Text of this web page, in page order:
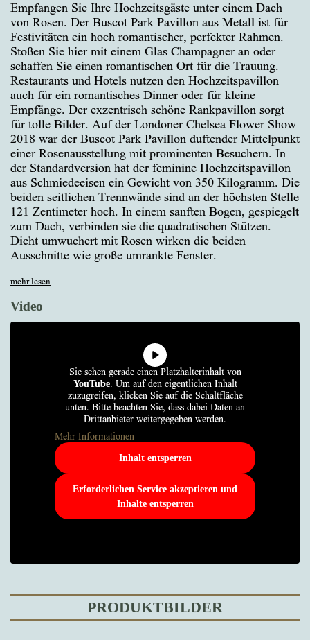
Empfangen Sie Ihre Hochzeitsgäste unter einem Dach
von Rosen. Der Buscot Park Pavillon aus Metall ist für
Festivitäten ein hoch romantischer, perfekter Rahmen.
Stoßen Sie hier mit einem Glas Champagner an oder
schaffen Sie einen romantischen Ort für die Trauung.
Restaurants und Hotels nutzen den Hochzeitspavillon
auch für ein romantisches Dinner oder für kleine
Empfänge. Der exzentrisch schöne Rankpavillon sorgt
für tolle Bilder. Auf der Londoner Chelsea Flower Show
2018 war der Buscot Park Pavillon duftender Mittelpunkt
einer Rosenausstellung mit prominenten Besuchern. In
der Standardversion hat der feminine Hochzeitspavillon
aus Schmiedeeisen ein Gewicht von 350 Kilogramm. Die
beiden seitlichen Trennwände sind an der höchsten Stelle
121 Zentimeter hoch. In einem sanften Bogen, gespiegelt
zum Dach, verbinden sie die quadratischen Stützen.
Dicht umwuchert mit Rosen wirken die beiden
Ausschnitte wie große umrankte Fenster.
mehr lesen
Video
Sie sehen gerade einen Platzhalterinhalt von
YouTube. Um auf den eigentlichen Inhalt
zuzugreifen, klicken Sie auf die Schaltfläche
unten. Bitte beachten Sie, dass dabei Daten an
Drittanbieter weitergegeben werden.
Mehr Informationen
Inhalt entsperren
Erforderlichen Service akzeptieren und
Inhalte entsperren
PRODUKTBILDER